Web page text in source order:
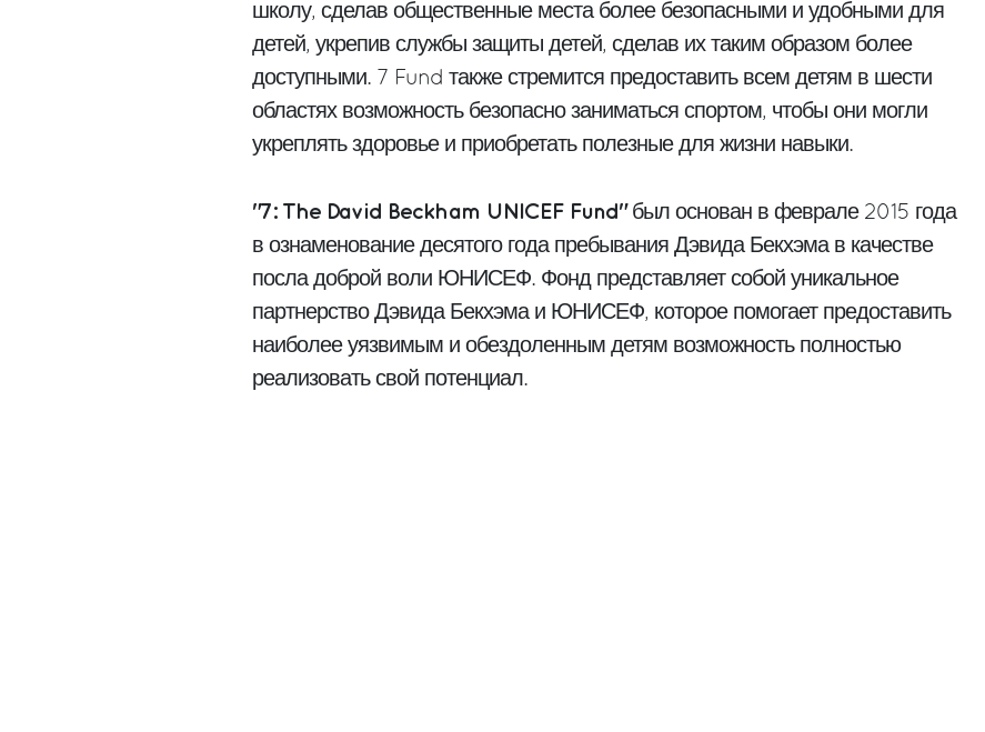
школу, сделав общественные места более безопасными и удобными для
детей, укрепив службы защиты детей, сделав их таким образом более
доступными. 7 Fund также стремится предоставить всем детям в шести
областях возможность безопасно заниматься спортом, чтобы они могли
укреплять здоровье и приобретать полезные для жизни навыки.
"7: The David Beckham UNICEF Fund"был основан в феврале 2015 года
в ознаменование десятого года пребывания Дэвида Бекхэма в качестве
посла доброй воли ЮНИСЕФ. Фонд представляет собой уникальное
партнерство Дэвида Бекхэма и ЮНИСЕФ, которое помогает предоставить
наиболее уязвимым и обездоленным детям возможность полностью
реализовать свой потенциал.